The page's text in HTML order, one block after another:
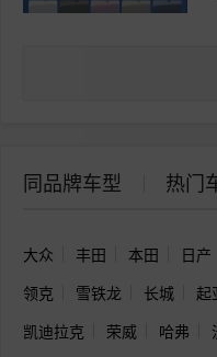
同品牌车型 热门
大众 丰田 本田 日产
领克
雪铁龙 长城 起
凯迪拉克
荣威 哈弗